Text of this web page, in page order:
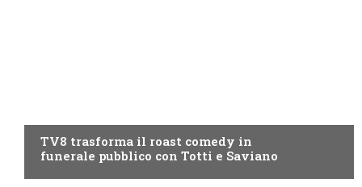
TV8 trasforma il roast comedy in
funerale pubblico con Totti e Saviano